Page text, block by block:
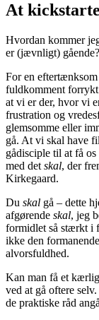
At
Hvordan kommer
er (jævnligt) gående?
For en
fuldkomment
at vi er der, hvor vi
frustration og
glemsomme eller
gå. At vi skal have
gådisciple til at få
med det skal, der
Kirkegaard.
Du skal gå – dette
afgørende skal, jeg
formidlet så stærkt i
ikke den
alvorsfuldhed.
Kan man få et
ved at gå oftere
de praktiske råd